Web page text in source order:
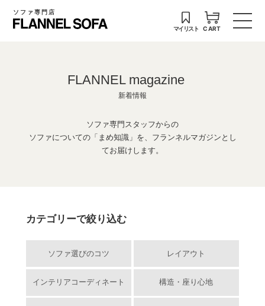
ソファ専門店
マイリスト CART
FLANNEL magazine
新着情報
ソファ専門スタッフからの
ソファについての「まめ知識」を、フランネルマガジンとし
てお届けします。
カテゴリーで絞り込む
ソファ選びのコツ レイアウト
インテリアコーディネート 構造・座り心地